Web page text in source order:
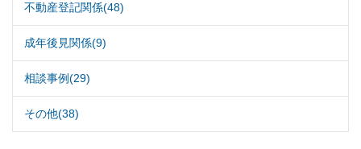
不動産登記関係(48)
成年後見関係(9)
相談事例(29)
その他(38)